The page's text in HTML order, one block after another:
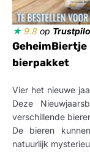
★ 9.8 op
bierpakket
Vier het nieuwe
Deze
verschillende
De bieren
natuurlijk